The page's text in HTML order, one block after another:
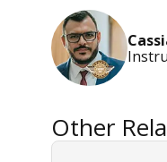
Other